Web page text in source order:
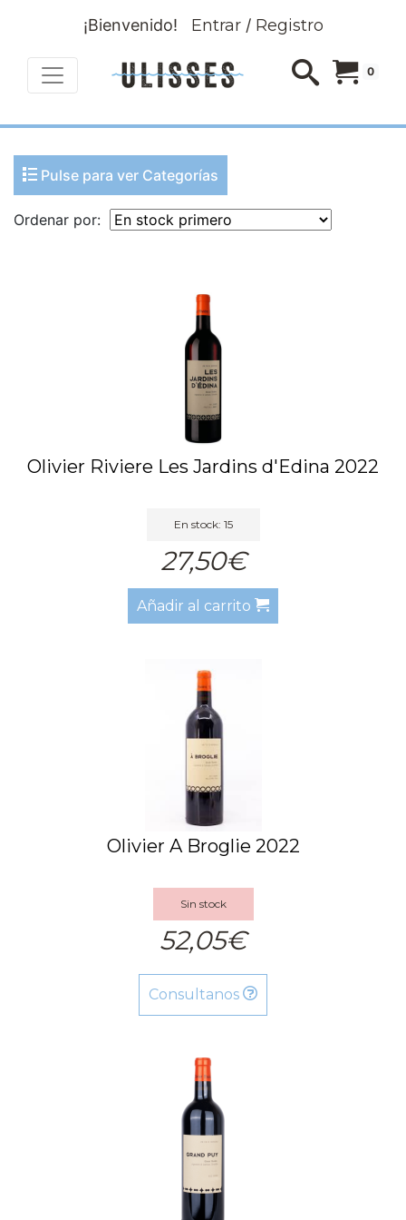
¡Bienvenido! Entrar/ Registro
0
Pulse para ver Categorías
Ordenar por:
Olivier Riviere Les Jardins d'Edina 2022
En stock: 15
27,50€
Añadir al carrito
Olivier A Broglie 2022
Sin stock
52,05€
Consultanos